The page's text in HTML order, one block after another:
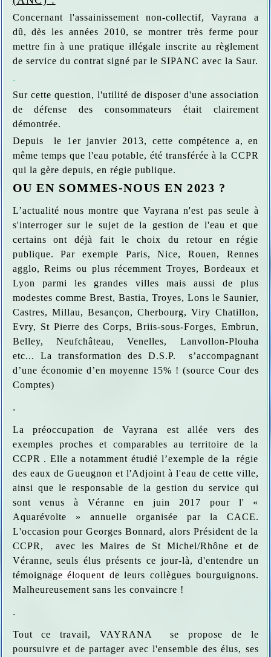
Concernant l'assainissement non-collectif, Vayrana a
dû, dès les années 2010, se montrer très ferme pour
mettre fin à une pratique illégale inscrite au règlement
de service du contrat signé par le SIPANC avec la Saur.
.
Sur cette question, l'utilité de disposer d'une association
de défense des consommateurs était clairement
démontrée.
Depuis le 1er janvier 2013, cette compétence a, en
même temps que l'eau potable, été transférée à la CCPR
qui la gère depuis, en régie publique.
OU EN SOMMES-NOUS EN 2023 ?
L’actualité nous montre que Vayrana n'est pas seule à
s'interroger sur le sujet de la gestion de l'eau et que
certains ont déjà fait le choix du retour en régie
publique. Par exemple Paris, Nice, Rouen, Rennes
agglo, Reims ou plus récemment Troyes, Bordeaux et
Lyon parmi les grandes villes mais aussi de plus
modestes comme Brest, Bastia, Troyes, Lons le Saunier,
Castres, Millau, Besançon, Cherbourg, Viry Chatillon,
Evry, St Pierre des Corps, Briis-sous-Forges, Embrun,
Belley, Neufchâteau, Venelles, Lanvollon-Plouha
etc... La transformation des D.S.P. s’accompagnant
d’une économie d’en moyenne 15% ! (source Cour des
Comptes)
.
La préoccupation de Vayrana est allée vers des
exemples proches et comparables au territoire de la
CCPR . Elle a notamment étudié l’exemple de la régie
des eaux de Gueugnon et l'Adjoint à l'eau de cette ville,
ainsi que le responsable de la gestion du service qui
sont venus à Véranne en juin 2017 pour l' «
Aquarévolte » annuelle organisée par la CACE.
L'occasion pour Georges Bonnard, alors Président de la
CCPR, avec les Maires de St Michel/Rhône et de
Véranne, seuls élus présents ce jour-là, d'entendre un
témoignage éloquent de leurs collègues bourguignons.
Malheureusement sans les convaincre !
.
Tout ce travail, VAYRANA se propose de le
poursuivre et de partager avec l'ensemble des élus, ses